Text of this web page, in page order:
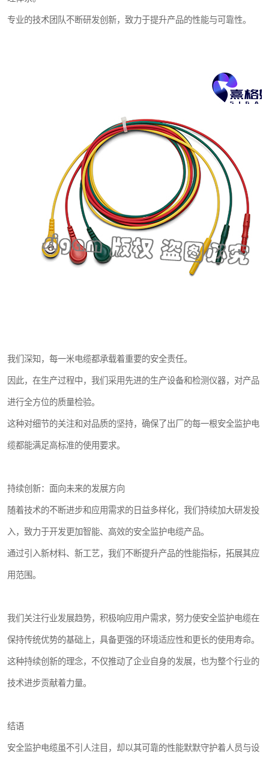
专业的技术团队不断研发创新，致力于提升产品的性能与可靠性。
我们深知，每一米电缆都承载着重要的安全责任。
因此，在生产过程中，我们采用先进的生产设备和检测仪器，对产品
进行全方位的质量检验。
这种对细节的关注和对品质的坚持，确保了出厂的每一根安全监护电
缆都能满足高标准的使用要求。
持续创新：面向未来的发展方向
随着技术的不断进步和应用需求的日益多样化，我们持续加大研发投
入，致力于开发更加智能、高效的安全监护电缆产品。
通过引入新材料、新工艺，我们不断提升产品的性能指标，拓展其应
用范围。
我们关注行业发展趋势，积极响应用户需求，努力使安全监护电缆在
保持传统优势的基础上，具备更强的环境适应性和更长的使用寿命。
这种持续创新的理念，不仅推动了企业自身的发展，也为整个行业的
技术进步贡献着力量。
结语
安全监护电缆虽不引人注目，却以其可靠的性能默默守护着人员与设